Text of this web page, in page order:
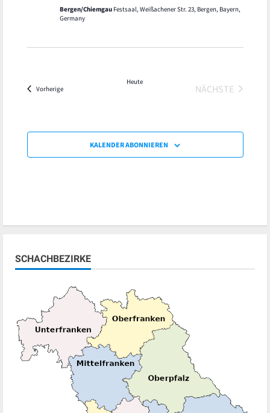
Bergen/Chiemgau Festsaal, Weißachener Str. 23, Bergen, Bayern,
Germany
VorherigeVeranstaltungen
Heute
NÄCHSTE
KALENDER ABONNIEREN
SCHACHBEZIRKE